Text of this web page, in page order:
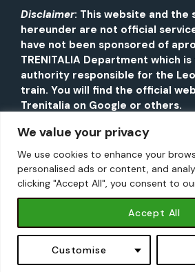
We value your privacy
We use cookies to enhance your
personalised ads or content, and
clicking "Accept All", you consent to
Customise
Accept All
Book Now -
Book Now -
Disclaimer: This website and the
hereunder are not official
have not been sponsored of
TRENITALIA Department which
authority responsible for the
train. You will find the official
Trenitalia on Google or others.
INFORMATION PAGE ABOUT ROME.
EXPRESS. All Rights Reserved | NOT
OFFICIAL TRAIN COMPANY.
Privacy